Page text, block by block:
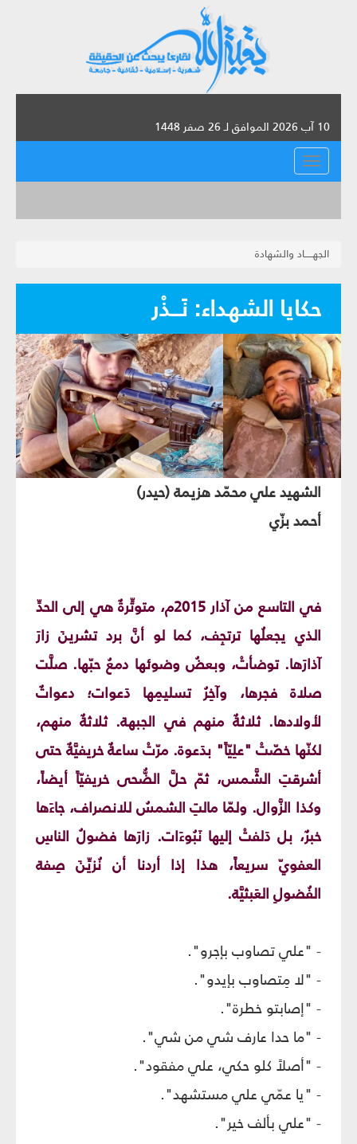
10 آب 2026 الموافق لـ 26 صفر 1448
القائمة
الجهـــــاد والشهادة
حكايا الشهداء: نَـــذْر
الشهيد علي محمّد هزيمة (حيدر)
أحمد بزّي
في التاسع من آذار 2015م، متوتِّرةٌ هي إلى الحدِّ
الذي يجعلُها ترتجِف، كما لو أنَّ برد تشرينَ زارَ
آذارَها. توضأتْ، وبعضُ وضوئها دمعُ حبّها. صلَّت
صلاة فجرها، وآخِرُ تسليمِها دَعوات؛ دعواتٌ
لأولادها. ثلاثةٌ منهم في الجبهة. ثلاثةٌ منهم،
لكنّها خصّتْ "علِيّاً" بدَعوة. مرّتْ ساعةٌ خريفيَّةٌ حتى
أشرقتِ الشَّمس، ثمّ حلَّ الضُّحى خريفيّاً أيضاً،
وكذا الزَّوال. ولمّا مالتِ الشمسُ للانصراف، جاءَها
خبرٌ، بل دَلفتْ إليها نَبُوءَات. زارَها فضولُ الناسِ
العفويّ سريعاً، هذا إذا أردنا أن نُزيِّنَ صِفة
الفُضولِ العَبثيَّة.
- "علي تصاوب بإجرو".
- "لا مِتصاوب بإيدو".
- "إصابتو خطرة".
- "ما حدا عارف شي من شي".
- "أصلاً كلو حكي، علي مفقود".
- "يا عمّي علي مستشهد".
- "علي بألف خير".